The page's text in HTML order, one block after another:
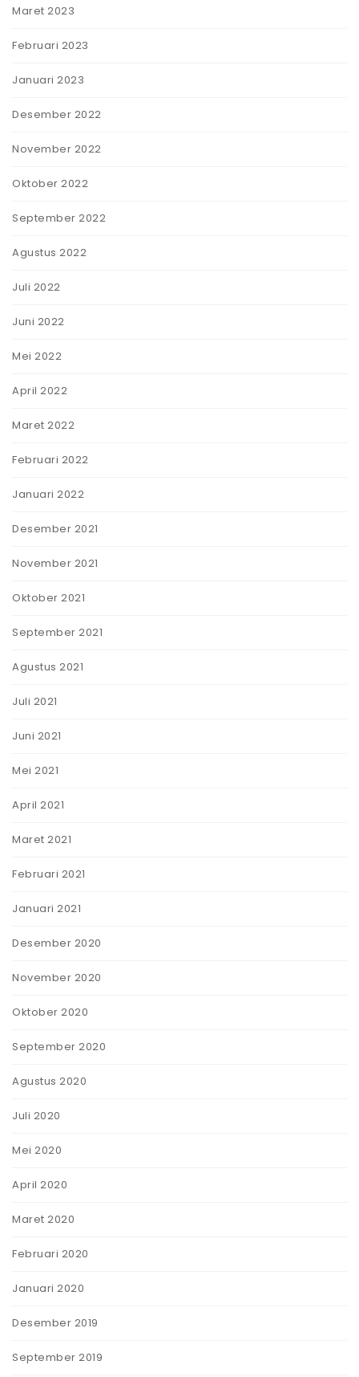
Maret 2023
Februari 2023
Januari 2023
Desember 2022
November 2022
Oktober 2022
September 2022
Agustus 2022
Juli 2022
Juni 2022
Mei 2022
April 2022
Maret 2022
Februari 2022
Januari 2022
Desember 2021
November 2021
Oktober 2021
September 2021
Agustus 2021
Juli 2021
Juni 2021
Mei 2021
April 2021
Maret 2021
Februari 2021
Januari 2021
Desember 2020
November 2020
Oktober 2020
September 2020
Agustus 2020
Juli 2020
Mei 2020
April 2020
Maret 2020
Februari 2020
Januari 2020
Desember 2019
September 2019